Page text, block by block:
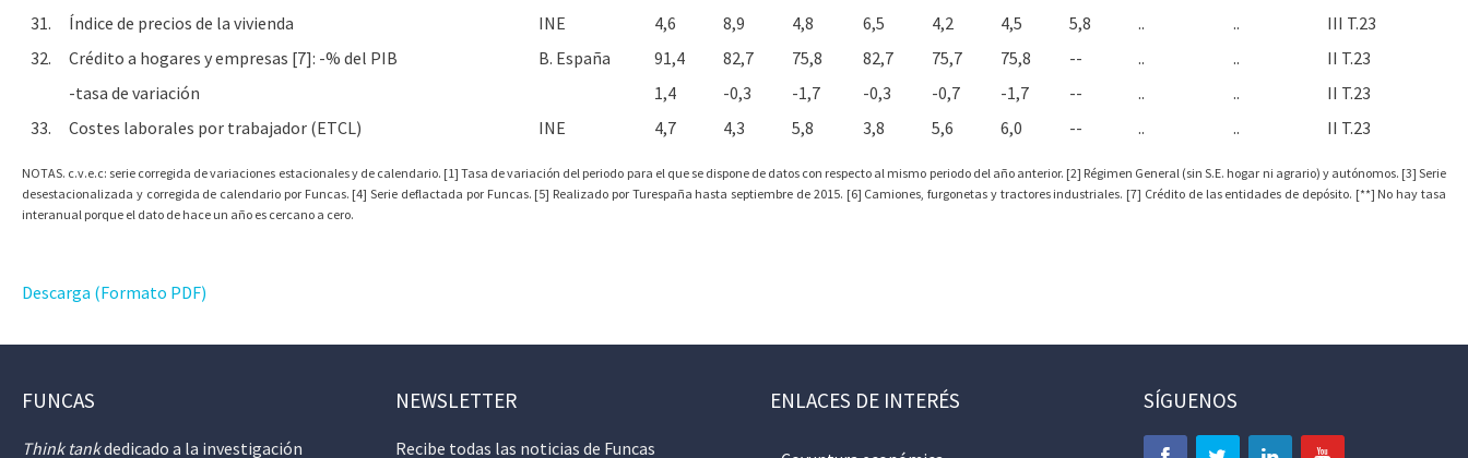
31.
Índice de precios de la vivienda INE 4,6 8,9 4,8 6,5 4,2 4,5 5,8 .. ..
III T.23
32.
Crédito a hogares y empresas [7]: -% del PIB B. España 91,4 82,7 75,8 82,7 75,7 75,8 -- .. ..
II T.23
-tasa de variación
1,4 -0,3 -1,7 -0,3 -0,7 -1,7 -- .. ..
II T.23
33.
Costes laborales por trabajador (ETCL) INE 4,7 4,3 5,8 3,8 5,6 6,0 -- .. .. II T.23
NOTAS. c.v.e.c: serie corregida de variaciones estacionales y de calendario. [1] Tasa de variación del periodo para el que se dispone de datos con respecto al mismo periodo del año anterior. [2] Régimen General (sin S.E. hogar ni agrario) y autónomos. [3] Serie
desestacionalizada y corregida de calendario por Funcas. [4] Serie deflactada por Funcas. [5] Realizado por Turespaña hasta septiembre de 2015. [6] Camiones, furgonetas y tractores industriales. [7] Crédito de las entidades de depósito. [**] No hay tasa
interanual porque el dato de hace un año es cercano a cero.
Descarga (Formato PDF)
FUNCAS
Think tankdedicado a la investigación
NEWSLETTER
Recibe todas las noticias de Funcas
ENLACES DE INTERÉS SÍGUENOS